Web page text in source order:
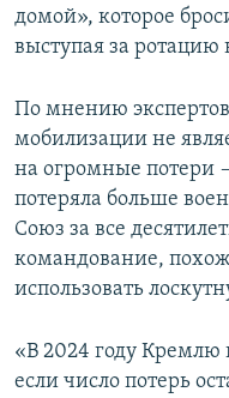
домой», которое
выступая за ротацию
По мнению
мобилизации не
на огромные потери
потеряла больше
Союз за все
командование,
использовать
«В 2024 году Кремлю
если число потерь